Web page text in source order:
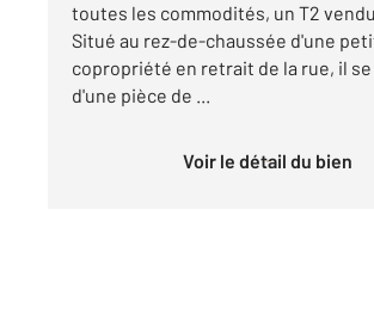
toutes les commodités, un T2
Situé au rez-de-chaussée d'une
copropriété en retrait de la rue, il
d'une pièce de ...
Voir le détail du bien